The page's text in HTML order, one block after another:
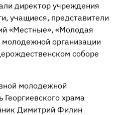
директор учреждения
учащиеся, представители
«Местные», «Молодая
молодежной организации
соборе
молодежной
Георгиевского храма
Димитрий Филин